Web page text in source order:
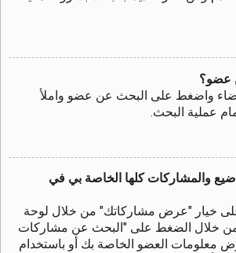
عضو؟
واضغط على البحث عن عضو واملأ
عملية البحث.
والمشاركات كلها الخاصة بي في
خيار "عرض مشاركاتك" من خلال لوحة
من خلال الضغط على "البحث عن مشاركات
معلومات العضو الخاصة بك أو باستخدام